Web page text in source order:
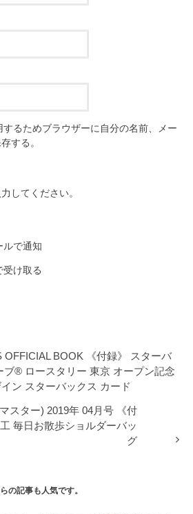
るためブラウザーに自分の名前、メー
する。
してください。
ルで通知
受け取る
OFFICIAL BOOK 《付録》 スターバ
ブ® ロースタリー 東京 オープン記念
ン スターバックス カード
スター) 2019年 04月号 《付
毎日お散歩ショルダーバッ
グ
の記事も人気です。